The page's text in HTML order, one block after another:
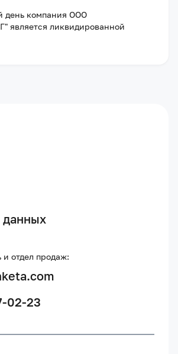
день компания ООО
является ликвидированной
данных
и отдел продаж:
02-23